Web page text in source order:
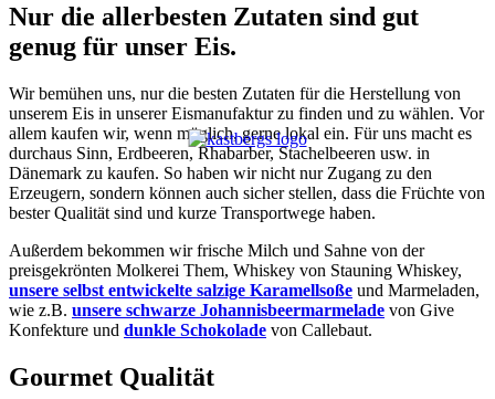
Nur die allerbesten Zutaten sind gut
genug für unser Eis.
Wir bemühen uns, nur die besten Zutaten für die Herstellung von
unserem Eis in unserer Eismanufaktur zu finden und zu wählen. Vor
allem kaufen wir, wenn möglich, gerne lokal ein. Für uns macht es
durchaus Sinn, Erdbeeren, Rhabarber, Stachelbeeren usw. in
Dänemark zu kaufen. So haben wir nicht nur Zugang zu den
Erzeugern, sondern können auch sicher stellen, dass die Früchte von
bester Qualität sind und kurze Transportwege haben.
Außerdem bekommen wir frische Milch und Sahne von der
preisgekrönten Molkerei Them, Whiskey von Stauning Whiskey,
unsere selbst entwickelte salzige Karamellsoße und Marmeladen,
wie z.B. unsere schwarze Johannisbeermarmelade von Give
Konfekture und dunkle Schokolade von Callebaut.
Gourmet Qualität